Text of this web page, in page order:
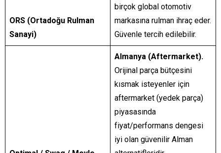
ORS (Ortadoğu Rulman
Sanayi)
birçok global otomotiv
markasına rulman ihraç eder.
Güvenle tercih edilebilir.
Almanya (Aftermarket).
Orijinal parça bütçesini
kısmak isteyenler için
aftermarket (yedek parça)
piyasasında
fiyat/performans dengesi
iyi olan güvenilir Alman